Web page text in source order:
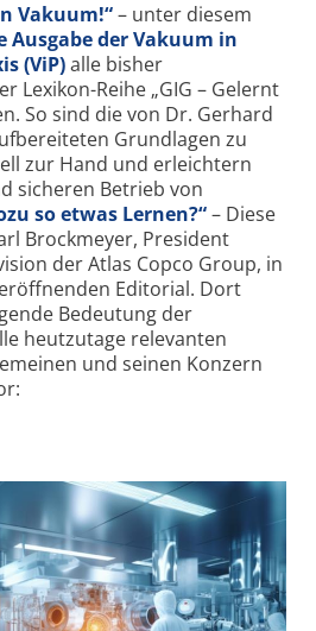
Vakuum!“– unter diesem
Ausgabe der Vakuum in
(ViP)alle bisher
Lexikon-Reihe „GIG – Gelernt
So sind die von Dr. Gerhard
Grundlagen zu
zur Hand und erleichtern
sicheren Betrieb von
so etwas Lernen?“– Diese
Brockmeyer, President
der Atlas Copco Group, in
Editorial. Dort
Bedeutung der
heutzutage relevanten
und seinen Konzern